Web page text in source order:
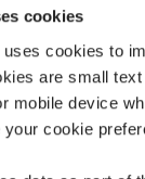
cookies
cookies to
are small
mobile device
your cookie